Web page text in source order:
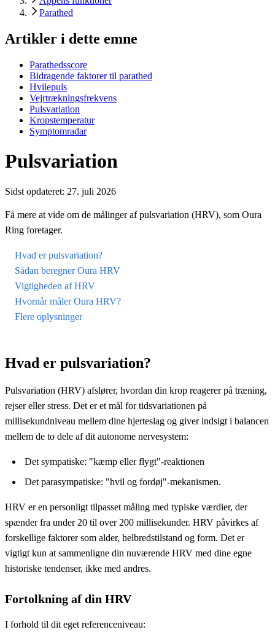
Parathed
Artikler i dette emne
Parathedsscore
Bidragende faktorer til parathed
Hvilepuls
Vejrtrækningsfrekvens
Pulsvariation
Kropstemperatur
Symptomradar
Pulsvariation
Sidst opdateret: 27. juli 2026
Få mere at vide om de målinger af pulsvariation (HRV), som Oura
Ring foretager.
Hvad er pulsvariation?
Sådan beregner Oura HRV
Vigtigheden af HRV
Hvornår måler Oura HRV?
Flere oplysninger
Hvad er pulsvariation?
Pulsvariation (HRV) afslører, hvordan din krop reagerer på træning,
rejser eller stress. Det er et mål for tidsvariationen på
millisekundniveau mellem dine hjerteslag og giver indsigt i balancen
mellem de to dele af dit autonome nervesystem:
Det sympatiske: "kæmp eller flygt"-reaktionen
Det parasympatiske: "hvil og fordøj"-mekanismen.
HRV er en personligt tilpasset måling med typiske værdier, der
spænder fra under 20 til over 200 millisekunder. HRV påvirkes af
forskellige faktorer som alder, helbredstilstand og form. Det er
vigtigt kun at sammenligne din nuværende HRV med dine egne
historiske tendenser, ikke med andres.
Fortolkning af din HRV
I forhold til dit eget referenceniveau: